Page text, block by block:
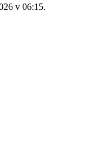
v 06:15.